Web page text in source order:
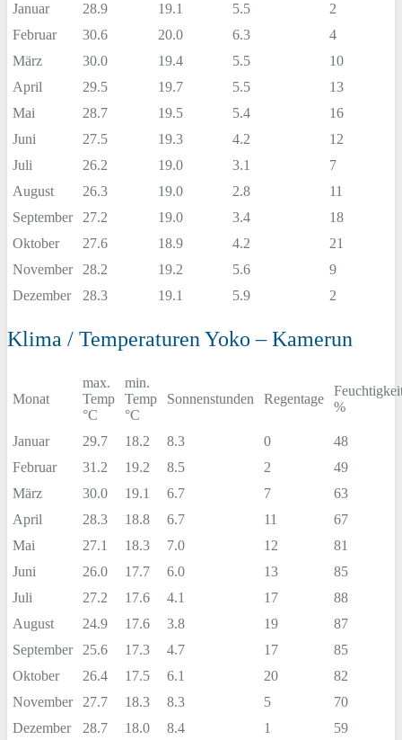
Januar 28.9 19.1 5.5
2
Februar
30.6 20.0 6.3
4
März
30.0 19.4 5.5
10
April
29.5 19.7 5.5
13
Mai
28.7 19.5 5.4
16
Juni
27.5 19.3 4.2
12
Juli
26.2 19.0 3.1
7
August
26.3 19.0 2.8
11
September
27.2 19.0 3.4
18
Oktober
27.6 18.9 4.2
21
November
28.2 19.2 5.6
9
Dezember
28.3 19.1 5.9 2
Klima / Temperaturen Yoko – Kamerun
Monat
max.
Temp
°C
min.
Temp
°C
Sonnenstunden Regentage
%
Januar 29.7 18.2 8.3 0
48
Februar
31.2 19.2 8.5 2
49
März
30.0 19.1 6.7 7
63
April
28.3 18.8 6.7 11
67
Mai
27.1 18.3 7.0 12
81
Juni
26.0 17.7 6.0 13
85
Juli
27.2 17.6 4.1 17
88
August
24.9 17.6 3.8 19
87
September
25.6 17.3 4.7 17
85
Oktober
26.4 17.5 6.1 20
82
November
27.7 18.3 8.3 5
70
Dezember
28.7 18.0 8.4 1
59